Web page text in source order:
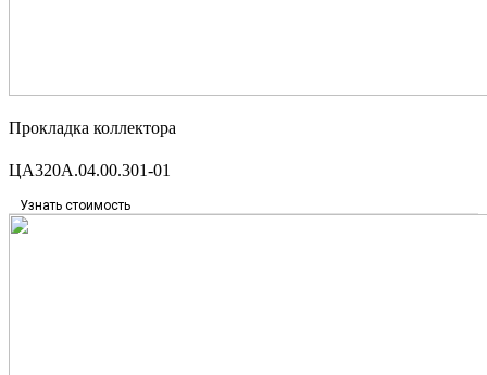
Прокладка коллектора
ЦА320А.04.00.301-01
Узнать стоимость